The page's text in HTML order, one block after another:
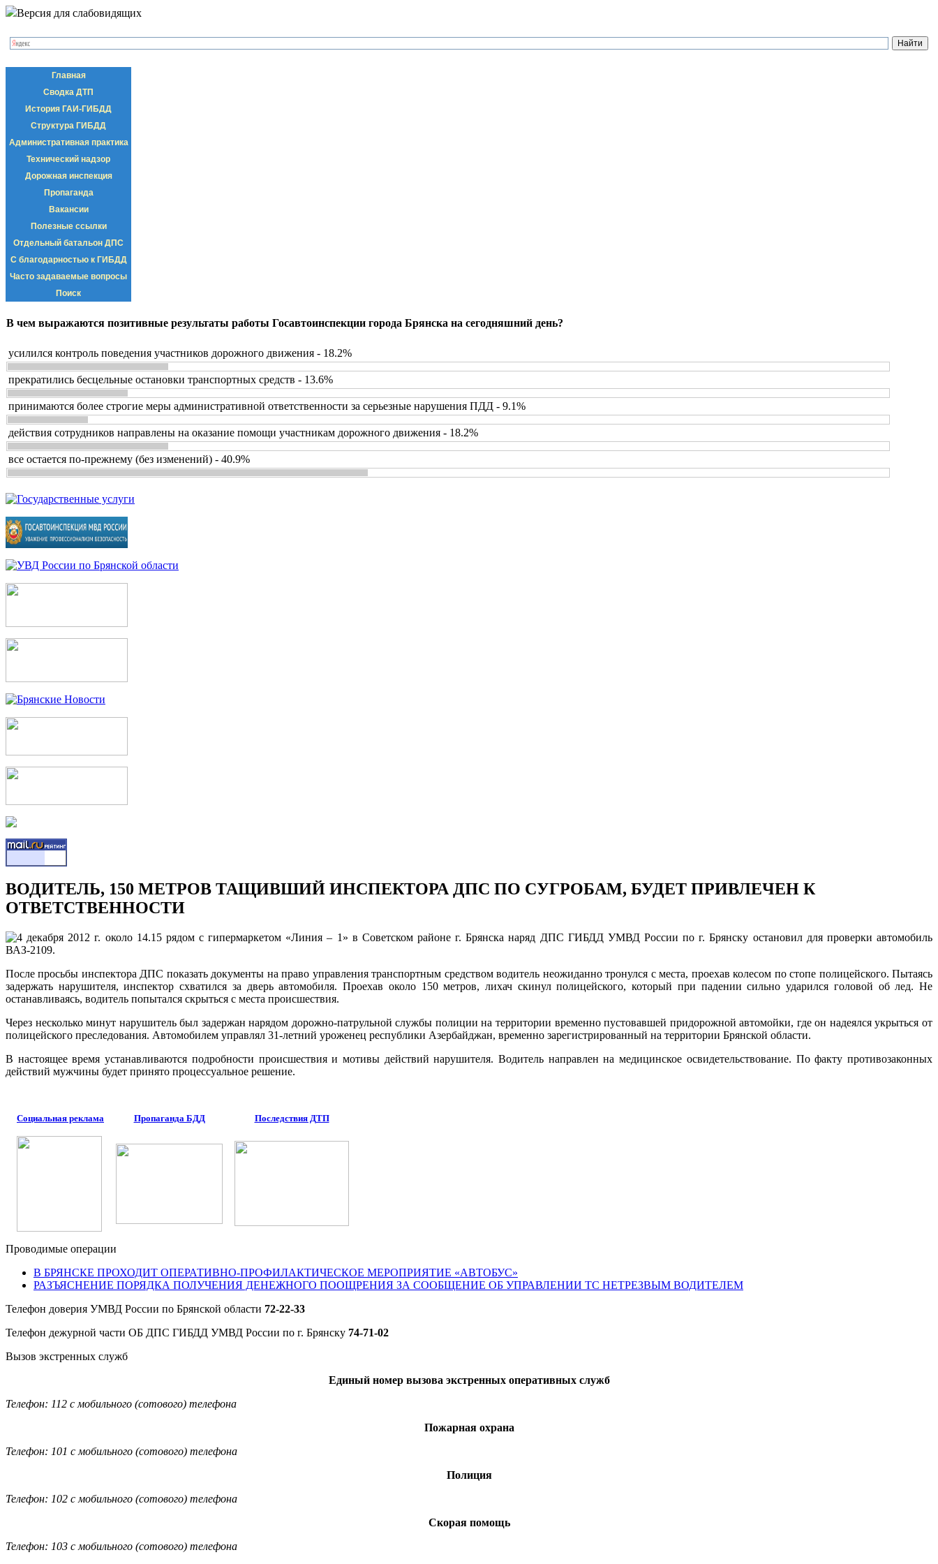
Версия для слабовидящих
Главная
Сводка ДТП
История ГАИ-ГИБДД
Структура ГИБДД
Административная практика
Технический надзор
Дорожная инспекция
Пропаганда
Вакансии
Полезные ссылки
Отдельный батальон ДПС
С благодарностью к ГИБДД
Часто задаваемые вопросы
Поиск
В чем выражаются позитивные результаты работы Госавтоинспекции города Брянска на сегодняшний день?
усилился контроль поведения участников дорожного движения - 18.2%
прекратились бесцельные остановки транспортных средств - 13.6%
принимаются более строгие меры административной ответственности за серьезные нарушения ПДД - 9.1%
действия сотрудников направлены на оказание помощи участникам дорожного движения - 18.2%
все остается по-прежнему (без изменений) - 40.9%
ВОДИТЕЛЬ, 150 МЕТРОВ ТАЩИВШИЙ ИНСПЕКТОРА ДПС ПО СУГРОБАМ, БУДЕТ ПРИВЛЕЧЕН К
ОТВЕТСТВЕННОСТИ
4 декабря 2012 г. около 14.15 рядом с гипермаркетом «Линия – 1» в Советском районе г. Брянска наряд ДПС ГИБДД УМВД России по г. Брянску остановил для проверки автомобиль
ВАЗ-2109.
После просьбы инспектора ДПС показать документы на право управления транспортным средством водитель неожиданно тронулся с места, проехав колесом по стопе полицейского. Пытаясь
задержать нарушителя, инспектор схватился за дверь автомобиля. Проехав около 150 метров, лихач скинул полицейского, который при падении сильно ударился головой об лед. Не
останавливаясь, водитель попытался скрыться с места происшествия.
Через несколько минут нарушитель был задержан нарядом дорожно-патрульной службы полиции на территории временно пустовавшей придорожной автомойки, где он надеялся укрыться от
полицейского преследования. Автомобилем управлял 31-летний уроженец республики Азербайджан, временно зарегистрированный на территории Брянской области.
В настоящее время устанавливаются подробности происшествия и мотивы действий нарушителя. Водитель направлен на медицинское освидетельствование. По факту противозаконных
действий мужчины будет принято процессуальное решение.
Социальная реклама Пропаганда БДД Последствия ДТП
Проводимые операции
В БРЯНСКЕ ПРОХОДИТ ОПЕРАТИВНО-ПРОФИЛАКТИЧЕСКОЕ МЕРОПРИЯТИЕ «АВТОБУС»
РАЗЪЯСНЕНИЕ ПОРЯДКА ПОЛУЧЕНИЯ ДЕНЕЖНОГО ПООЩРЕНИЯ ЗА СООБЩЕНИЕ ОБ УПРАВЛЕНИИ ТС НЕТРЕЗВЫМ ВОДИТЕЛЕМ
Телефон доверия УМВД России по Брянской области 72-22-33
Телефон дежурной части ОБ ДПС ГИБДД УМВД России по г. Брянску 74-71-02
Вызов экстренных служб
Единый номер вызова экстренных оперативных служб
Телефон: 112 с мобильного (сотового) телефона
Пожарная охрана
Телефон: 101 с мобильного (сотового) телефона
Полиция
Телефон: 102 с мобильного (сотового) телефона
Скорая помощь
Телефон: 103 с мобильного (сотового) телефона